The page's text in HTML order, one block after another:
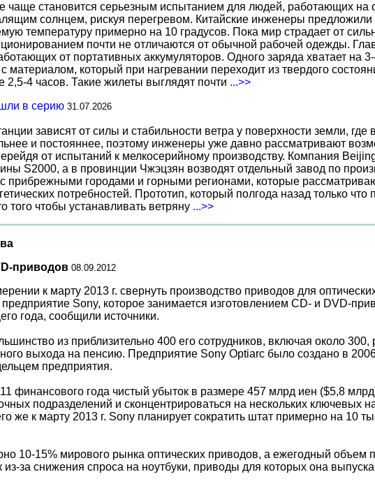
чаще становится серьезным испытанием для людей, работающих на
солнцем, рискуя перегревом. Китайские инженеры
температуру примерно на 10 градусов. Пока мир страдает от
почти не отличаются от обычной рабочей одежды.
от портативных аккумуляторов. Одного заряда хватает
который при нагревании переходит из твердого
2,5-4 часов. Такие жилеты выглядят почти ...>>
в серию 31.07.2026
зависят от силы и стабильности ветра у поверхности земли,
и постояннее, поэтому инженеры уже давно рассматривают
от испытаний к мелкосерийному производству. Компания
S2000, а в провинции Чжэцзян возводят отдельный завод по
прибрежными городами и горными регионами, которые
потребностей. Прототип, который полгода назад только
того чтобы устанавливать ветряну ...>>
приводов 08.09.2012
к марту 2013 г. свернуть производство приводов для
Sony, которое занимается изготовлением CD- и DVD-
года, сообщили источники.
из приблизительно 400 его сотрудников, включая около
выхода на пенсию. Предприятие Sony Optiarc было создано в
предприятия.
финансового года чистый убыток в размере 457 млрд иен ($5,8
подразделений и сконцентрироваться на нескольких ключевых
же к марту 2013 г. Sony планирует сократить штат примерно на 10
10-15% мирового рынка оптических приводов, а ежегодный объем
за снижения спроса на ноутбуки, приводы для которых она